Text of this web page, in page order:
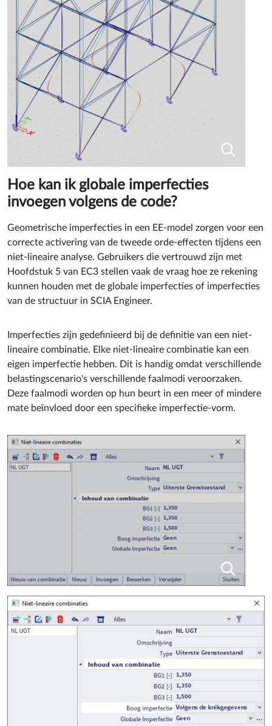
Hoe kan ik globale imperfecties
invoegen volgens de code?
Geometrische imperfecties in een EE-model zorgen voor een
correcte activering van de tweede orde-effecten tijdens een
niet-lineaire analyse. Gebruikers die vertrouwd zijn met
Hoofdstuk 5 van EC3 stellen vaak de vraag hoe ze rekening
kunnen houden met de globale imperfecties of imperfecties
van de structuur in SCIA Engineer.
Imperfecties zijn gedefinieerd bij de definitie van een niet-
lineaire combinatie. Elke niet-lineaire combinatie kan een
eigen imperfectie hebben. Dit is handig omdat verschillende
belastingscenario's verschillende faalmodi veroorzaken.
Deze faalmodi worden op hun beurt in een meer of mindere
mate beïnvloed door een specifieke imperfectie-vorm.